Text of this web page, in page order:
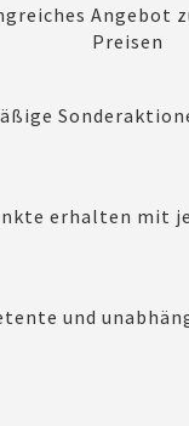
Angebot
Preisen
erhalten mit
und